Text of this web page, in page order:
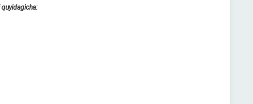
quyidagicha: